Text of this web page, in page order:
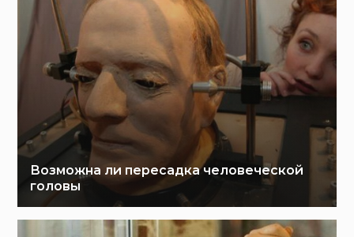
Возможна ли пересадка человеческой
головы